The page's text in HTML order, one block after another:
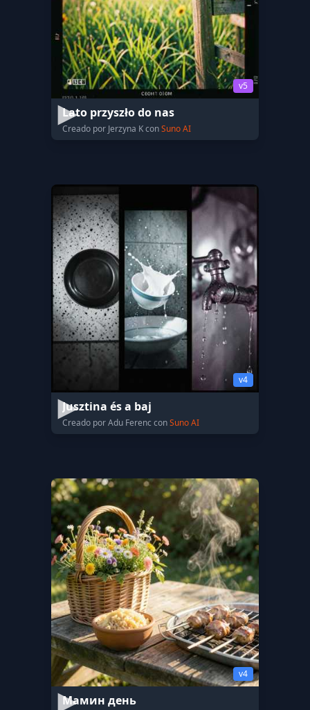
v5
Lato przyszło do nas
Creado por Jerzyna K conSuno AI
v4
Jusztina és a baj
Creado por Adu Ferenc conSuno AI
v4
Мамин день